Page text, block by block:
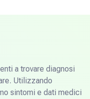
a trovare diagnosi
Utilizzando
sintomi e dati medici